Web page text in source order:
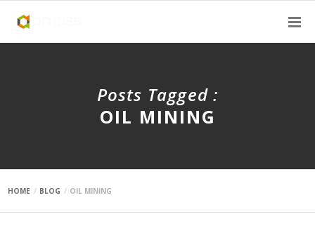
Posts Tagged :
OIL MINING
HOME BLOG OIL MINING